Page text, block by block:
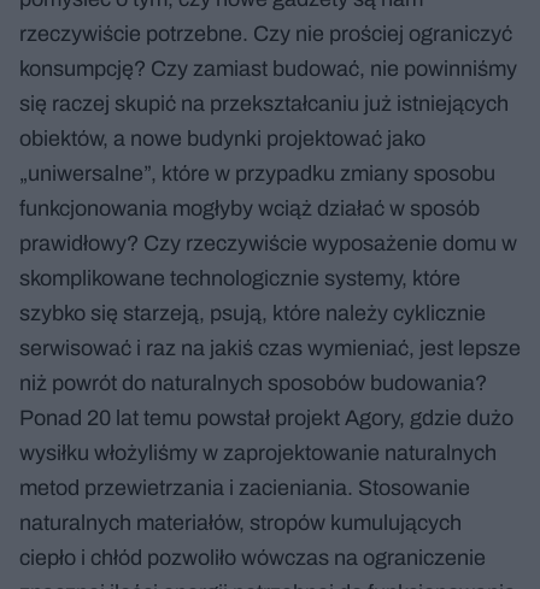
rzeczywiście potrzebne. Czy nie prościej ograniczyć
konsumpcję? Czy zamiast budować, nie powinniśmy
się raczej skupić na przekształcaniu już istniejących
obiektów, a nowe budynki projektować jako
„uniwersalne”, które w przypadku zmiany sposobu
funkcjonowania mogłyby wciąż działać w sposób
prawidłowy? Czy rzeczywiście wyposażenie domu w
skomplikowane technologicznie systemy, które
szybko się starzeją, psują, które należy cyklicznie
serwisować i raz na jakiś czas wymieniać, jest lepsze
niż powrót do naturalnych sposobów budowania?
Ponad 20 lat temu powstał projekt Agory, gdzie dużo
wysiłku włożyliśmy w zaprojektowanie naturalnych
metod przewietrzania i zacieniania. Stosowanie
naturalnych materiałów, stropów kumulujących
ciepło i chłód pozwoliło wówczas na ograniczenie